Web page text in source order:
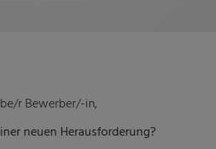
r Bewerber/-in,
neuen Herausforderung?